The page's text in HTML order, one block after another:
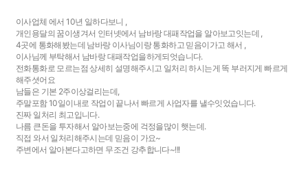
이사업체 에서 10년 일하다보니 ,
개인용달의 꿈이생겨서 인터넷에서 남바랑 대패작업을 알아보고잇는데 ,
4곳에 통화해봤는데 남바랑 이사님이랑 통화하고 믿음이가고 해서 ,
이사님께 부탁해서 남바랑 대패작업을하게되엇습니다.
전화통화로 모르는점 상세히 설명해주시고 일처리 하시는게 똑 부러지게 빠르게
해주셧어요
남들은 기본 2주이상걸리는데,
주말포함 10일이내로 작업이 끝나서 빠르게 사업자를 낼수잇었습니다.
진짜 일처리 최고입니다.
나름 큰돈을 투자해서 알아보는중에 걱정을많이 햇는데.
직접 와서 일처리해주시는데 믿음이 가요~
주변에서 알아본다고하면 무조건 강추합니다~!!!